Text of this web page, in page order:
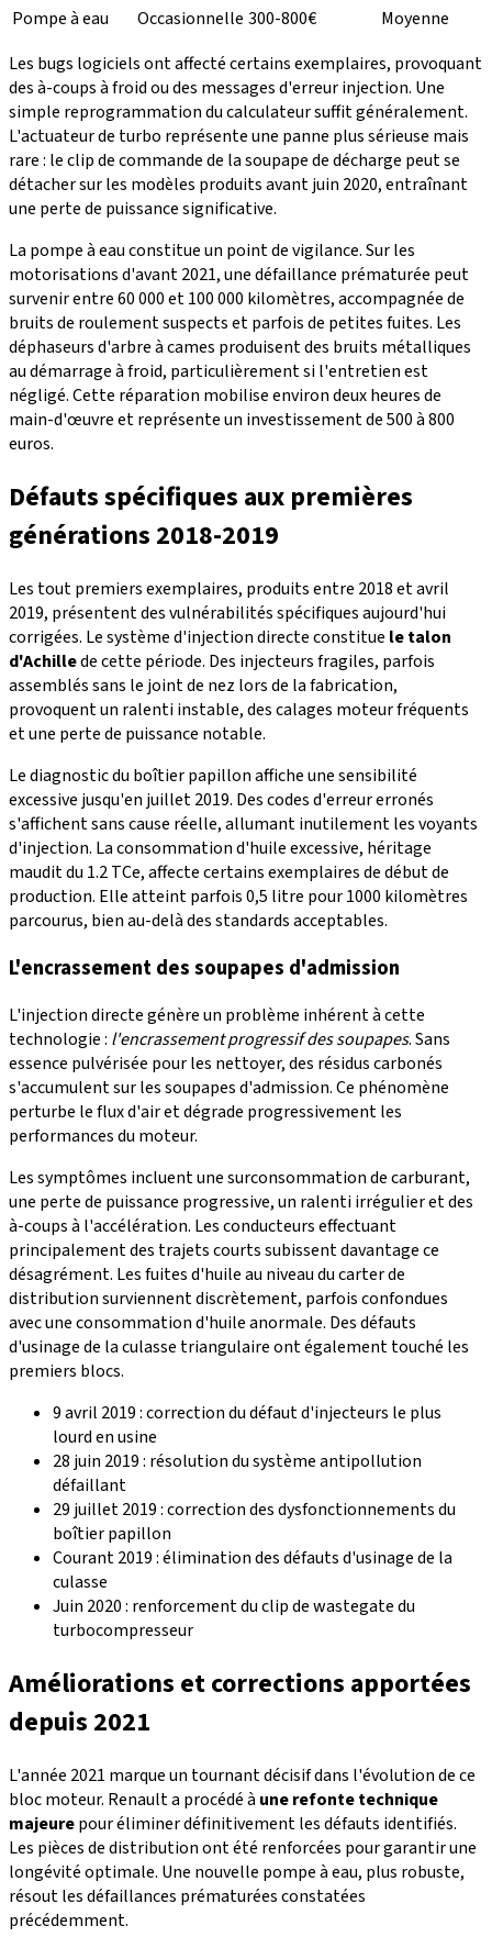
Pompe à eau
Occasionnelle 300-800€
Moyenne
Les bugs logiciels ont affecté certains exemplaires, provoquant
des à-coups à froid ou des messages d'erreur injection. Une
simple reprogrammation du calculateur suffit généralement.
L'actuateur de turbo représente une panne plus sérieuse mais
rare : le clip de commande de la soupape de décharge peut se
détacher sur les modèles produits avant juin 2020, entraînant
une perte de puissance significative.
La pompe à eau constitue un point de vigilance. Sur les
motorisations d'avant 2021, une défaillance prématurée peut
survenir entre 60 000 et 100 000 kilomètres, accompagnée de
bruits de roulement suspects et parfois de petites fuites. Les
déphaseurs d'arbre à cames produisent des bruits métalliques
au démarrage à froid, particulièrement si l'entretien est
négligé. Cette réparation mobilise environ deux heures de
main-d'œuvre et représente un investissement de 500 à 800
euros.
Défauts spécifiques aux premières
générations 2018-2019
Les tout premiers exemplaires, produits entre 2018 et avril
2019, présentent des vulnérabilités spécifiques aujourd'hui
corrigées. Le système d'injection directe constitue le talon
d'Achillede cette période. Des injecteurs fragiles, parfois
assemblés sans le joint de nez lors de la fabrication,
provoquent un ralenti instable, des calages moteur fréquents
et une perte de puissance notable.
Le diagnostic du boîtier papillon affiche une sensibilité
excessive jusqu'en juillet 2019. Des codes d'erreur erronés
s'affichent sans cause réelle, allumant inutilement les voyants
d'injection. La consommation d'huile excessive, héritage
maudit du 1.2 TCe, affecte certains exemplaires de début de
production. Elle atteint parfois 0,5 litre pour 1000 kilomètres
parcourus, bien au-delà des standards acceptables.
L'encrassement des soupapes d'admission
L'injection directe génère un problème inhérent à cette
technologie : l'encrassement progressif des soupapes. Sans
essence pulvérisée pour les nettoyer, des résidus carbonés
s'accumulent sur les soupapes d'admission. Ce phénomène
perturbe le flux d'air et dégrade progressivement les
performances du moteur.
Les symptômes incluent une surconsommation de carburant,
une perte de puissance progressive, un ralenti irrégulier et des
à-coups à l'accélération. Les conducteurs effectuant
principalement des trajets courts subissent davantage ce
désagrément. Les fuites d'huile au niveau du carter de
distribution surviennent discrètement, parfois confondues
avec une consommation d'huile anormale. Des défauts
d'usinage de la culasse triangulaire ont également touché les
premiers blocs.
9 avril 2019 : correction du défaut d'injecteurs le plus
lourd en usine
28 juin 2019 : résolution du système antipollution
défaillant
29 juillet 2019 : correction des dysfonctionnements du
boîtier papillon
Courant 2019 : élimination des défauts d'usinage de la
culasse
Juin 2020 : renforcement du clip de wastegate du
turbocompresseur
Améliorations et corrections apportées
depuis 2021
L'année 2021 marque un tournant décisif dans l'évolution de ce
bloc moteur. Renault a procédé à une refonte technique
majeurepour éliminer définitivement les défauts identifiés.
Les pièces de distribution ont été renforcées pour garantir une
longévité optimale. Une nouvelle pompe à eau, plus robuste,
résout les défaillances prématurées constatées
précédemment.